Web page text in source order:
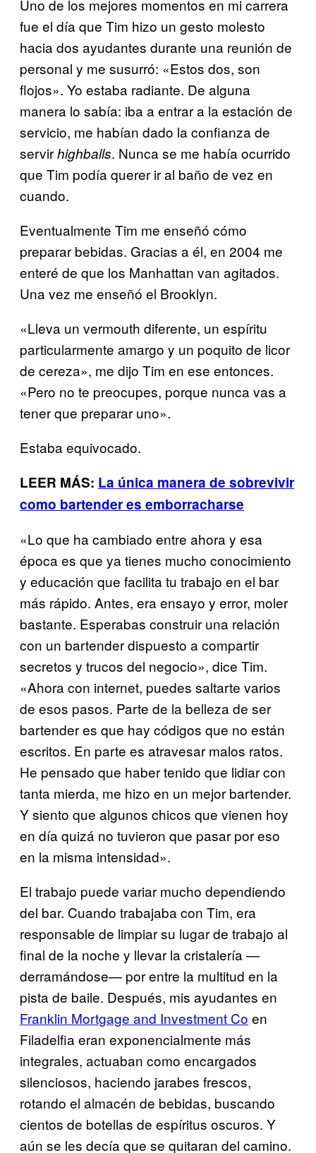
Uno de los mejores momentos en mi carrera
fue el día que Tim hizo un gesto molesto
hacia dos ayudantes durante una reunión de
personal y me susurró: «Estos dos, son
flojos». Yo estaba radiante. De alguna
manera lo sabía: iba a entrar a la estación de
servicio, me habían dado la confianza de
servirhighballs. Nunca se me había ocurrido
que Tim podía querer ir al baño de vez en
cuando.
Eventualmente Tim me enseñó cómo
preparar bebidas. Gracias a él, en 2004 me
enteré de que los Manhattan van agitados.
Una vez me enseñó el Brooklyn.
«Lleva un vermouth diferente, un espíritu
particularmente amargo y un poquito de licor
de cereza», me dijo Tim en ese entonces.
«Pero no te preocupes, porque nunca vas a
tener que preparar uno».
Estaba equivocado.
LEER MÁS: La única manera de sobrevivir
como bartender es emborracharse
«Lo que ha cambiado entre ahora y esa
época es que ya tienes mucho conocimiento
y educación que facilita tu trabajo en el bar
más rápido. Antes, era ensayo y error, moler
bastante. Esperabas construir una relación
con un bartender dispuesto a compartir
secretos y trucos del negocio», dice Tim.
«Ahora con internet, puedes saltarte varios
de esos pasos. Parte de la belleza de ser
bartender es que hay códigos que no están
escritos. En parte es atravesar malos ratos.
He pensado que haber tenido que lidiar con
tanta mierda, me hizo en un mejor bartender.
Y siento que algunos chicos que vienen hoy
en día quizá no tuvieron que pasar por eso
en la misma intensidad».
El trabajo puede variar mucho dependiendo
del bar. Cuando trabajaba con Tim, era
responsable de limpiar su lugar de trabajo al
final de la noche y llevar la cristalería —
derramándose— por entre la multitud en la
pista de baile. Después, mis ayudantes en
Franklin Mortgage and Investment Co en
Filadelfia eran exponencialmente más
integrales, actuaban como encargados
silenciosos, haciendo jarabes frescos,
rotando el almacén de bebidas, buscando
cientos de botellas de espíritus oscuros. Y
aún se les decía que se quitaran del camino.